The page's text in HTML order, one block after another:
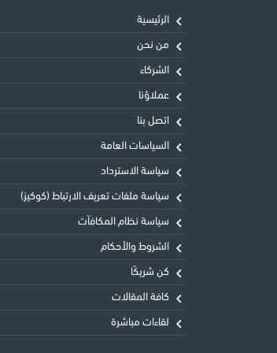
الرئيسية
من نحن
الشركاء
عملاؤنا
اتصل بنا
السياسات العامة
سياسة الاسترداد
سياسة ملفات تعريف الارتباط (كوكيز)
سياسة نظام المكافآت
الشروط والأحكام
كن شريكًا
كافة المقالات
لقاءات مباشرة